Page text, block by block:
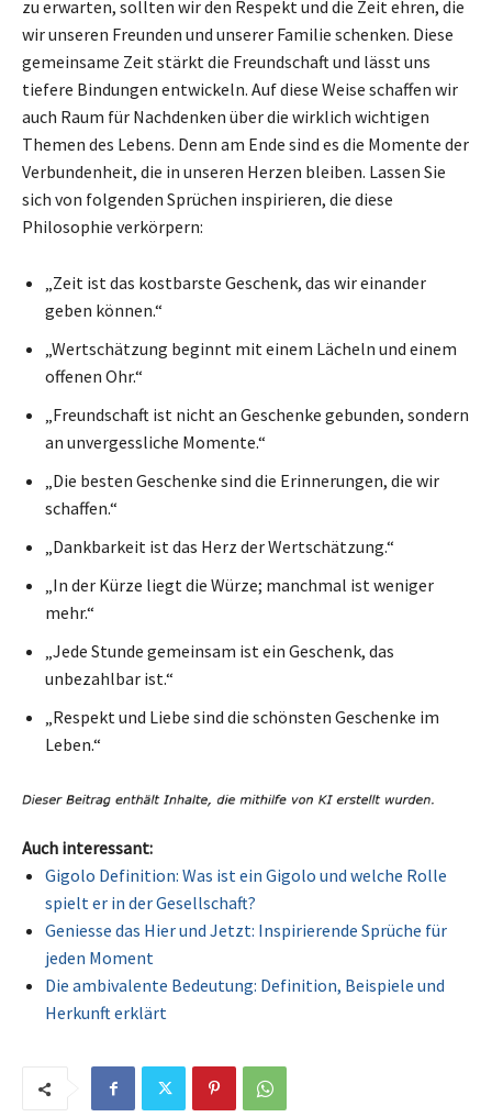
zu erwarten, sollten wir den Respekt und die Zeit ehren, die
wir unseren Freunden und unserer Familie schenken. Diese
gemeinsame Zeit stärkt die Freundschaft und lässt uns
tiefere Bindungen entwickeln. Auf diese Weise schaffen wir
auch Raum für Nachdenken über die wirklich wichtigen
Themen des Lebens. Denn am Ende sind es die Momente der
Verbundenheit, die in unseren Herzen bleiben. Lassen Sie
sich von folgenden Sprüchen inspirieren, die diese
Philosophie verkörpern:
„Zeit ist das kostbarste Geschenk, das wir einander
geben können.“
„Wertschätzung beginnt mit einem Lächeln und einem
offenen Ohr.“
„Freundschaft ist nicht an Geschenke gebunden, sondern
an unvergessliche Momente.“
„Die besten Geschenke sind die Erinnerungen, die wir
schaffen.“
„Dankbarkeit ist das Herz der Wertschätzung.“
„In der Kürze liegt die Würze; manchmal ist weniger
mehr.“
„Jede Stunde gemeinsam ist ein Geschenk, das
unbezahlbar ist.“
„Respekt und Liebe sind die schönsten Geschenke im
Leben.“
Auch interessant:
Gigolo Definition: Was ist ein Gigolo und welche Rolle
spielt er in der Gesellschaft?
Geniesse das Hier und Jetzt: Inspirierende Sprüche für
jeden Moment
Die ambivalente Bedeutung: Definition, Beispiele und
Herkunft erklärt